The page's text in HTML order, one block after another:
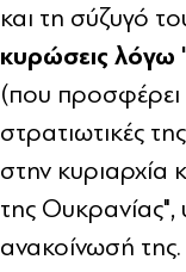
και τη σύζυγό
κυρώσεις λόγω
(που προσφέρει
στρατιωτικές
στην κυριαρχία
της Ουκρανίας",
ανακοίνωσή της.